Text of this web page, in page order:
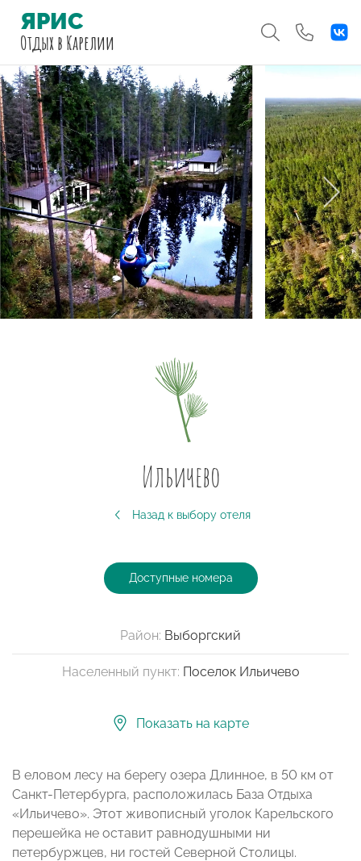
ЯРИС
Отдыхв Карелии
Ильичево
Назад к выбору отеля
В еловом лесу на берегу озера Длинное, в 50 км от
Санкт-Петербурга, расположилась База Отдыха
«Ильичево». Этот живописный уголок Карельского
перешейка не оставит равнодушными ни
петербуржцев, ни гостей Северной Столицы.
Доступные номера
Район: Выборгский
Населенный пункт: Поселок Ильичево
Показать на карте